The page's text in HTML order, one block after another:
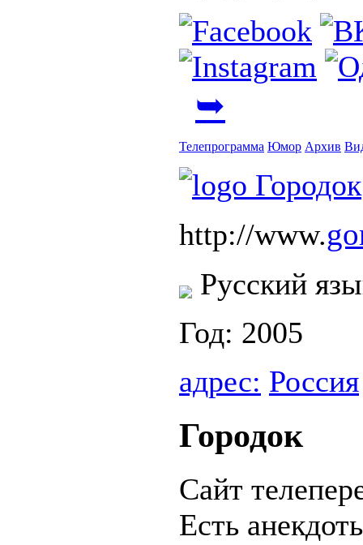
➥
Телепрограмма Юмор Архив
http://www.
Русский
Год: 2005
адрес: Россия
Городок
Сайт
Есть